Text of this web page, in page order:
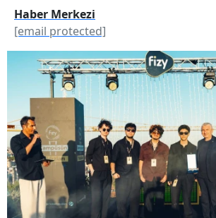
Haber Merkezi
[email protected]